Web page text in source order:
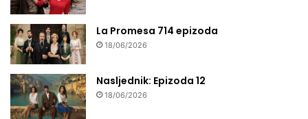
La Promesa 714 epizoda
18/06/2026
Nasljednik: Epizoda 12
18/06/2026